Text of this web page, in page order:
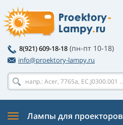
8(921) 609-18-18 (пн-пт 10-18)
info@proektory-lampy.ru
Лампы для проекторов